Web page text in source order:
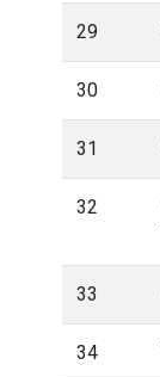
29
30
31
32
33
34